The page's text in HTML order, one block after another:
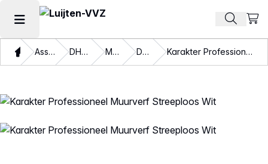
Hoofdmenu openen Zoek
ThuisAssortiment DHZ verven Muurverf Dekkend Karakter Professioneel Muurverf Streeploos Wit